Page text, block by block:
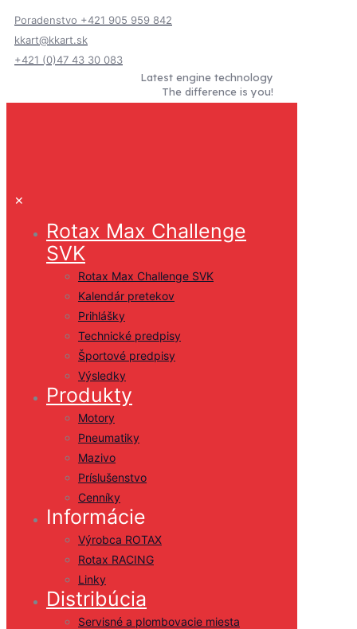
Poradenstvo +421 905 959 842
kkart@kkart.sk
+421 (0)47 43 30 083
Latest engine technology
The difference is you!
✕
Rotax Max Challenge
SVK
Rotax Max Challenge SVK
Kalendár pretekov
Prihlášky
Technické predpisy
Športové predpisy
Výsledky
Produkty
Motory
Pneumatiky
Mazivo
Príslušenstvo
Cenníky
Informácie
Výrobca ROTAX
Rotax RACING
Linky
Distribúcia
Servisné a plombovacie miesta